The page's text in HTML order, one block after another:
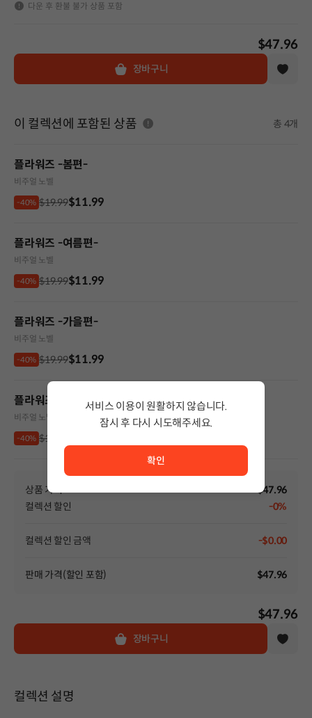
다운 후 환불 불가 상품 포함
$47.96
장바구니
이 컬렉션에 포함된 상품 총 4개
플라워즈 -봄편-
비주얼 노벨
-40% $19.99$11.99
플라워즈 -여름편-
비주얼 노벨
-40% $19.99$11.99
플라워즈 -가을편-
비주얼 노벨
-40% $19.99$11.99
플라워즈 -겨울편-
비주얼 노벨
-40% $19.99
상품 가격
$47.96
컬렉션 할인
-0%
컬렉션 할인 금액 -$0.00
판매 가격(할인 포함) $47.96
$47.96
장바구니
컬렉션 설명
서비스 이용이 원활하지 않습니다.
잠시 후 다시 시도해주세요.
확인